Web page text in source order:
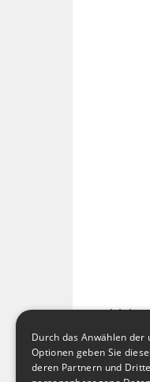
Durch das Anwählen der
Optionen geben Sie
deren Partnern und